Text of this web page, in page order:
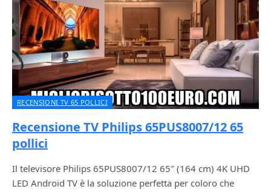
RECENSIONI TV 65 POLLICI
Recensione TV Philips 65PUS8007/12 65
pollici
Il televisore Philips 65PUS8007/12 65″ (164 cm) 4K UHD
LED Android TV è la soluzione perfetta per coloro che